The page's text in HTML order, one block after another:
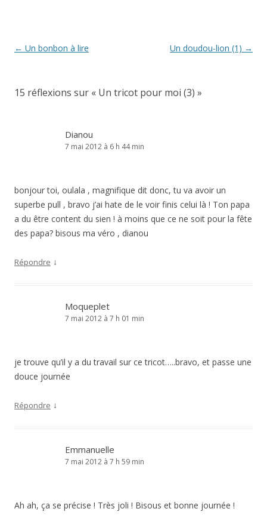
Navigation
← Un bonbon à lire Un doudou-lion (1) →
15 réflexions sur « Un tricot pour moi (3) »
Dianou
7 mai 2012 à 6 h 44 min
bonjour toi, oulala , magnifique dit donc, tu va avoir un
superbe pull , bravo j’ai hate de le voir finis celui là ! Ton papa
a du être content du sien ! à moins que ce ne soit pour la fête
des papa? bisous ma véro , dianou
Répondre ↓
Moqueplet
7 mai 2012 à 7 h 01 min
je trouve qu’il y a du travail sur ce tricot…..bravo, et passe une
douce journée
Répondre ↓
Emmanuelle
7 mai 2012 à 7 h 59 min
Ah ah, ça se précise ! Très joli ! Bisous et bonne journée !